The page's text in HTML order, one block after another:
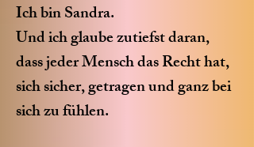
Ich bin Sandra.
Und ich glaube zutiefst daran,
dass jeder Mensch das Recht hat,
sich sicher, getragen und ganz bei
sich zu fühlen.